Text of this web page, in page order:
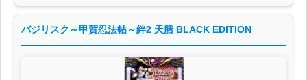
バジリスク～甲賀忍法帖～絆2 天膳 BLACK EDITION